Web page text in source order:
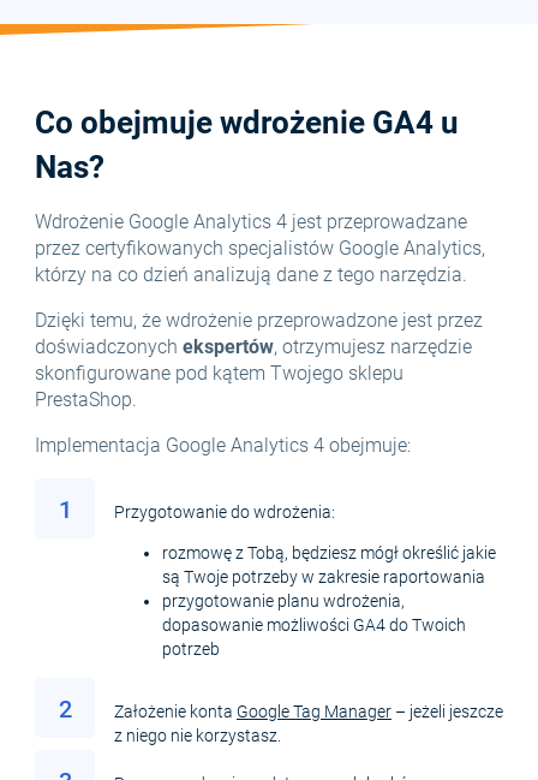
Co obejmuje wdrożenie GA4 u
Nas?
Wdrożenie Google Analytics 4 jest przeprowadzane
przez certyfikowanych specjalistów Google Analytics,
którzy na co dzień analizują dane z tego narzędzia.
Dzięki temu, że wdrożenie przeprowadzone jest przez
doświadczonych ekspertów, otrzymujesz narzędzie
skonfigurowane pod kątem Twojego sklepu
PrestaShop.
Implementacja Google Analytics 4 obejmuje:
1 Przygotowanie do wdrożenia:
rozmowę z Tobą, będziesz mógł określić jakie
są Twoje potrzeby w zakresie raportowania
przygotowanie planu wdrożenia,
dopasowanie możliwości GA4 do Twoich
potrzeb
2 Założenie konta Google Tag Manager – jeżeli jeszcze
z niego nie korzystasz.